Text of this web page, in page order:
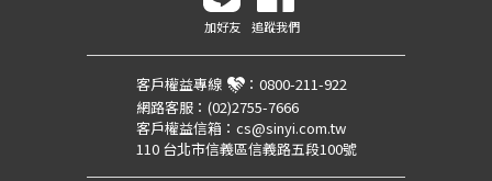
加好友 追蹤我們
客戶權益專線 ： 0800-211-922
網路客服： (02)2755-7666
客戶權益信箱： cs@sinyi.com.tw
110 台北市信義區信義路五段100號